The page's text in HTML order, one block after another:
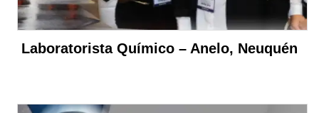
Laboratorista Químico – Anelo, Neuquén